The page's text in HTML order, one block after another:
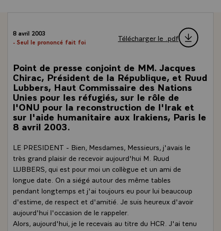
8 avril 2003
- Seul le prononcé fait foi
Télécharger le .pdf
Point de presse conjoint de MM. Jacques
Chirac, Président de la République, et Ruud
Lubbers, Haut Commissaire des Nations
Unies pour les réfugiés, sur le rôle de
l'ONU pour la reconstruction de l'Irak et
sur l'aide humanitaire aux Irakiens, Paris le
8 avril 2003.
LE PRESIDENT - Bien, Mesdames, Messieurs, j'avais le
très grand plaisir de recevoir aujourd'hui M. Ruud
LUBBERS, qui est pour moi un collègue et un ami de
longue date. On a siégé autour des même tables
pendant longtemps et j'ai toujours eu pour lui beaucoup
d'estime, de respect et d'amitié. Je suis heureux d'avoir
aujourd'hui l'occasion de le rappeler.
Alors, aujourd'hui, je le recevais au titre du HCR. J'ai tenu